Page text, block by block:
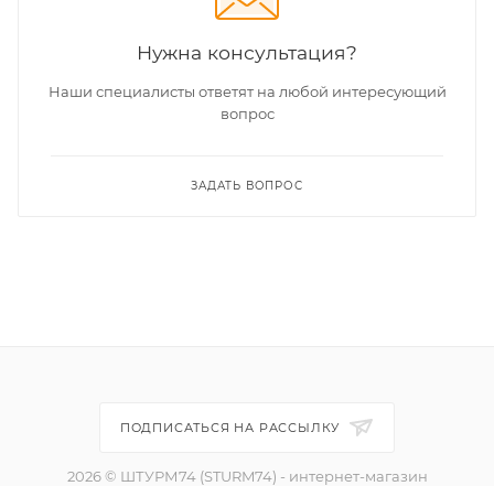
Нужна консультация?
Наши специалисты ответят на любой интересующий
вопрос
ЗАДАТЬ ВОПРОС
ПОДПИСАТЬСЯ НА РАССЫЛКУ
2026 © ШТУРМ74 (STURM74) - интернет-магазин